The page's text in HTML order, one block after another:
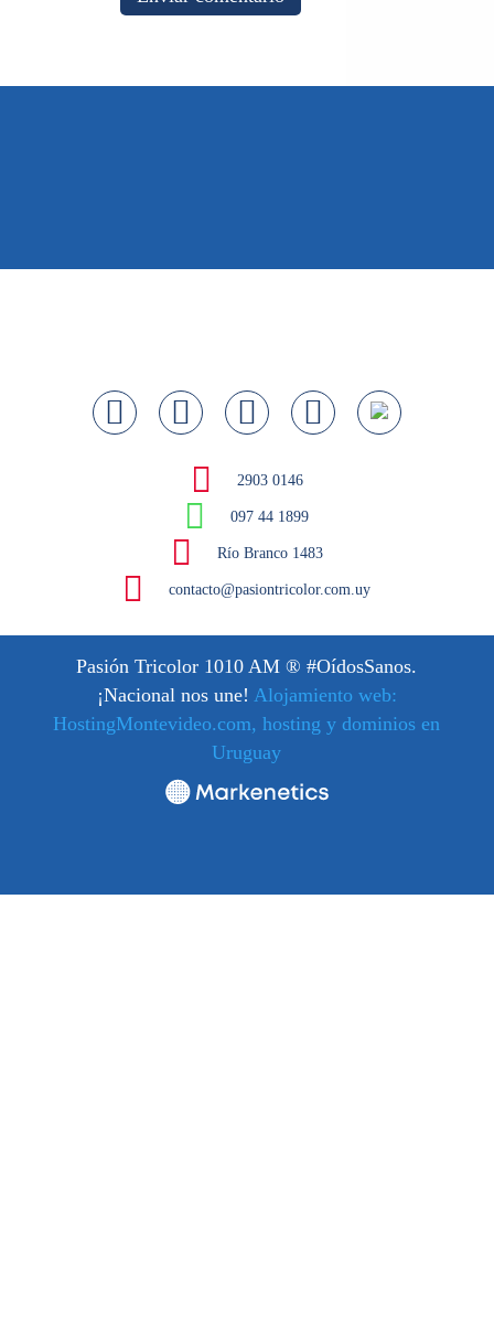
2903 0146
097 44 1899
Río Branco 1483
contacto@pasiontricolor.com.uy
Pasión Tricolor 1010 AM ® #OídosSanos.
¡Nacional nos une! Alojamiento web:
HostingMontevideo.com, hosting y dominios en
Uruguay